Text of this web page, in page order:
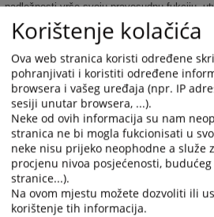
nadležnosti vrše svoju pravosudnu fukciju,
konvencijama, ustavom, zakonom i
Okružni privredni sud u Bijeljini je osnovan
dopunama Zakona o sudovima Republike Srp
te je članom 17 a propisano da se Okružni
prvostepeni, osnivaju za područje koje
3143
Korištenje kolačića
Ova web stranica koristi određene
pohranjivati i koristiti određene
browsera i vašeg uređaja (npr. IP
sesiji unutar browsera, ...).
Neke od ovih informacija su nam
stranica ne bi mogla fukcionisati u
neke nisu prijeko neophodne a služe
procjenu nivoa posjećenosti,
stranice...).
Na ovom mjestu možete dozvoliti ili
korištenje tih informacija.